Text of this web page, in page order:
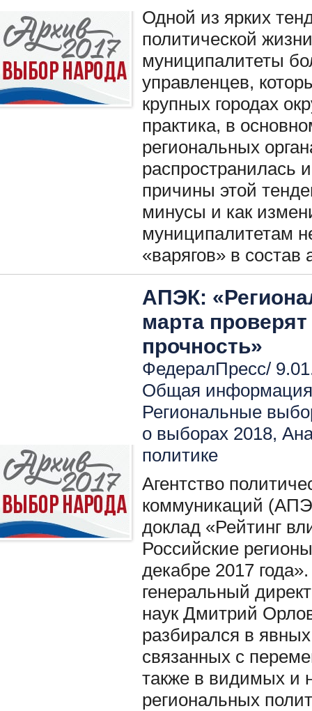
Одной из ярких
политической
муниципалитеты
управленцев,
крупных городах
практика, в
региональных
распространилась
причины этой
минусы и как
муниципалитетам
«варягов» в
АПЭК:
марта
прочность»
ФедералПресс/
Общая
Региональные
о выборах 2018,
политике
Агентство
коммуникаций
доклад «Рейтинг
Российские
декабре 2017
генеральный
наук Дмитрий
разбирался в
связанных с
также в видимых и
региональных